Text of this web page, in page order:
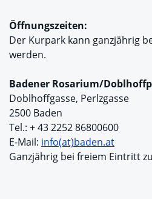
Öffnungszeiten:
Der Kurpark kann ganzjährig
werden.
Badener Rosarium/
Doblhoffgasse, Perlzgasse
2500 Baden
Tel.: + 43 2252 86800600
E-Mail: info(at)baden.at
Ganzjährig bei freiem Eintritt